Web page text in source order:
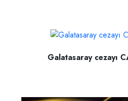
Galatasaray cezayı